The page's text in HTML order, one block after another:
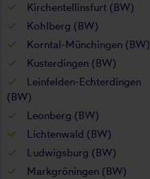
Kirchentellinsfurt (BW)
Kohlberg (BW)
Korntal-Münchingen (BW)
Kusterdingen (BW)
Leinfelden-Echterdingen
(BW)
Leonberg (BW)
Lichtenwald (BW)
Ludwigsburg (BW)
Markgröningen (BW)